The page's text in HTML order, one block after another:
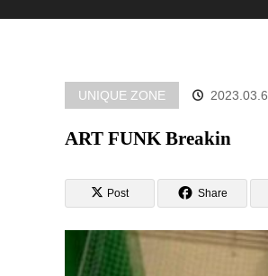
UNIQUE ZONE 2023.03.6
ART FUNK Breakin
Post Share